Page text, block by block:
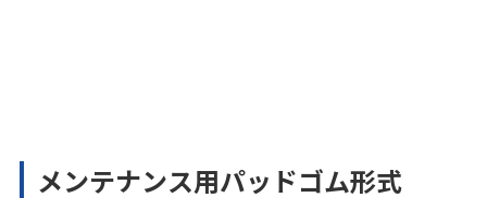
メンテナンス用パッドゴム形式